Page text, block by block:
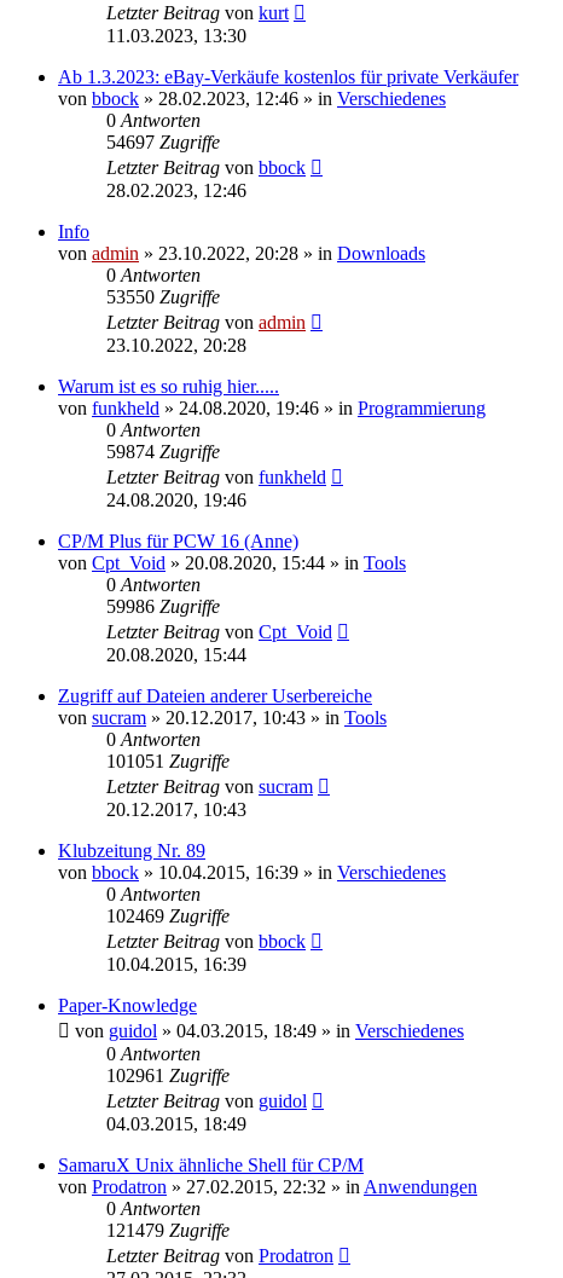
Letzter Beitrag von kurt
11.03.2023, 13:30
Ab 1.3.2023: eBay-Verkäufe kostenlos für private Verkäufer
von bbock » 28.02.2023, 12:46 » in Verschiedenes
0 Antworten
54697 Zugriffe
Letzter Beitrag von bbock
28.02.2023, 12:46
Info
von admin » 23.10.2022, 20:28 » in Downloads
0 Antworten
53550 Zugriffe
Letzter Beitrag von admin
23.10.2022, 20:28
Warum ist es so ruhig hier.....
von funkheld » 24.08.2020, 19:46 » in Programmierung
0 Antworten
59874 Zugriffe
Letzter Beitrag von funkheld
24.08.2020, 19:46
CP/M Plus für PCW 16 (Anne)
von Cpt_Void » 20.08.2020, 15:44 » in Tools
0 Antworten
59986 Zugriffe
Letzter Beitrag von Cpt_Void
20.08.2020, 15:44
Zugriff auf Dateien anderer Userbereiche
von sucram » 20.12.2017, 10:43 » in Tools
0 Antworten
101051 Zugriffe
Letzter Beitrag von sucram
20.12.2017, 10:43
Klubzeitung Nr. 89
von bbock » 10.04.2015, 16:39 » in Verschiedenes
0 Antworten
102469 Zugriffe
Letzter Beitrag von bbock
10.04.2015, 16:39
Paper-Knowledge
von guidol » 04.03.2015, 18:49 » in Verschiedenes
0 Antworten
102961 Zugriffe
Letzter Beitrag von guidol
04.03.2015, 18:49
SamaruX Unix ähnliche Shell für CP/M
von Prodatron » 27.02.2015, 22:32 » in Anwendungen
0 Antworten
121479 Zugriffe
Letzter Beitrag von Prodatron